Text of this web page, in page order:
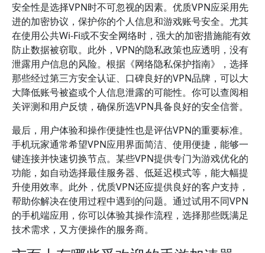
安全性是选择VPN时不可忽视的因素。优质VPN应采用先
进的加密协议，保护你的个人信息和游戏账号安全。尤其
在使用公共Wi-Fi或不安全网络时，强大的加密措施能有效
防止数据被窃取。此外，VPN的隐私政策也应透明，没有
泄露用户信息的风险。根据《网络隐私保护指南》，选择
那些经过第三方安全认证、口碑良好的VPN品牌，可以大
大降低账号被盗或个人信息泄露的可能性。你可以查阅相
关评测和用户反馈，确保所选VPN具备良好的安全信誉。
最后，用户体验和操作便捷性也是评估VPN的重要标准。
手机玩家通常希望VPN应用界面简洁、使用便捷，能够一
键连接并快速切换节点。某些VPN提供专门为游戏优化的
功能，如自动选择最佳服务器、低延迟模式等，能大幅提
升使用效率。此外，优质VPN还应提供良好的客户支持，
帮助你解决在使用过程中遇到的问题。通过试用不同VPN
的手机端应用，你可以体验其操作流程，选择那些既满足
技术需求，又方便操作的服务商。